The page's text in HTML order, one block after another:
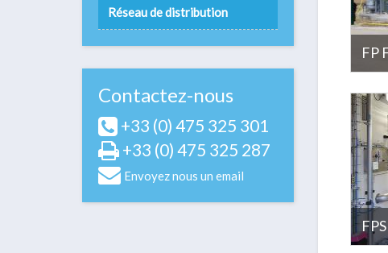
Réseau de distribution
Contactez-nous
+33 (0) 475 325 301
+33 (0) 475 325 287
Envoyez nous un email
la
FLEX